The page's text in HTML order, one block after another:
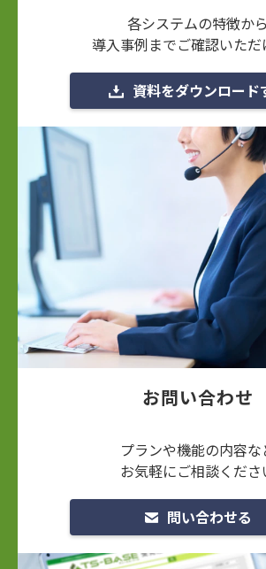
各システムの特徴から
導入事例までご確認いただ
資料をダウンロード
お問い合わせ
プランや機能の内容な
お気軽にご相談くださ
問い合わせる